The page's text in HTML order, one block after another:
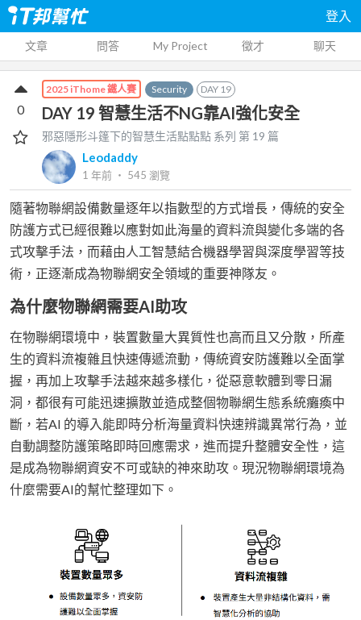
登入
文章 問答 My Project 徵才 聊天
2025 iThome 鐵人賽 Security DAY 19
DAY 19 智慧生活不NG靠AI強化安全
邪惡隱形斗篷下的智慧生活點點點 系列 第 19 篇
Leodaddy
1 年前 ‧ 545 瀏覽
0
隨著物聯網設備數量逐年以指數型的方式增長，傳統的安全
防護方式已經很難以應對如此海量的資料流與變化多端的各
式攻擊手法，而藉由人工智慧結合機器學習與深度學習等技
術，正逐漸成為物聯網安全領域的重要神隊友。
為什麼物聯網需要AI助攻
在物聯網環境中，裝置數量大異質性也高而且又分散，所產
生的資料流複雜且快速傳遞流動，傳統資安防護難以全面掌
握，再加上攻擊手法越來越多樣化，從惡意軟體到零日漏
洞，都很有可能迅速擴散並造成整個物聯網生態系統癱瘓中
斷，若AI 的導入能即時分析海量資料快速辨識異常行為，並
自動調整防護策略即時回應需求，進而提升整體安全性，這
是成為物聯網資安不可或缺的神來助攻。現況物聯網環境為
什麼需要AI的幫忙整理如下。